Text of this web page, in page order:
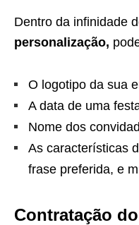
Dentro da infinidade
personalização,
O logotipo da sua
A data de uma
Nome dos
As características
frase preferida, e
Contratação